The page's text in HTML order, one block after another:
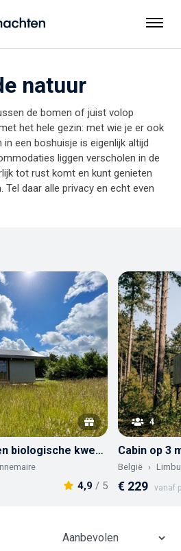
natuur
de bomen of juist volop
het hele gezin: met wie je er ook
een boshuisje is eigenlijk altijd
liggen verscholen in de
tot rust komt en kunt genieten
Tel daar alle privacy en echt even
bij op en je hebt gegarandeerd
Buitenkamer naast een biologische kwekerij
4,9 / 5
4
België
€ 229 vanaf